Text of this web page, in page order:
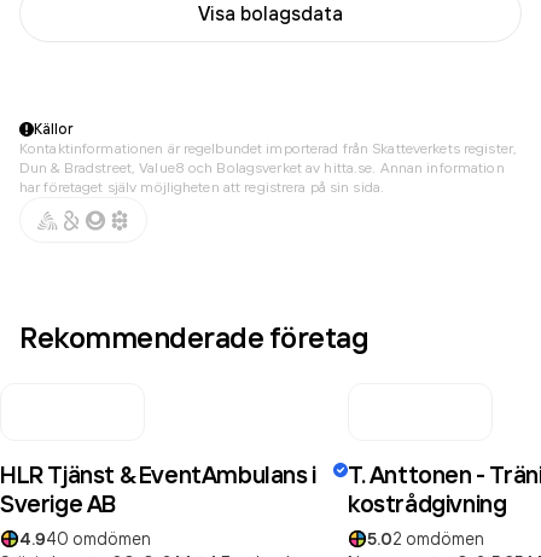
Visa bolagsdata
Källor
Kontaktinformationen är regelbundet importerad från Skatteverkets register,
Dun & Bradstreet, Value8 och Bolagsverket av hitta.se. Annan information
har företaget själv möjligheten att registrera på sin sida.
Rekommenderade företag
HLR Tjänst & EventAmbulans i
Sverige AB
4.940 omdömen
T. Anttonen -
kostrådgivning
5.02 omdömen